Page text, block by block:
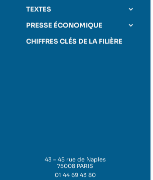
TEXTES
PRESSE ÉCONOMIQUE
CHIFFRES CLÉS DE LA FILIÈRE
43 – 45 rue de Naples
75008 PARIS
01 44 69 43 80